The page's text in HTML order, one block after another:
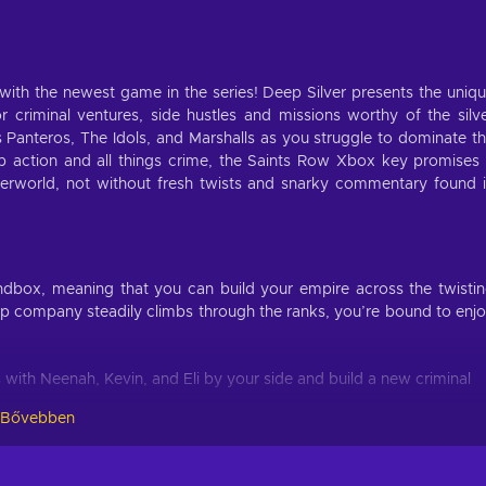
the newest game in the series! Deep Silver presents the
ventures, side hustles and missions worthy of the
The Idols, and Marshalls as you struggle to dominate
and all things crime, the Saints Row Xbox key promises
not without fresh twists and snarky commentary found
meaning that you can build your empire across the
steadily climbs through the ranks, you’re bound to
Neenah, Kevin, and Eli by your side and build a new criminal
Bővebben